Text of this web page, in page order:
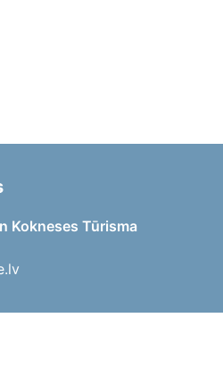
Kokneses Tūrisma